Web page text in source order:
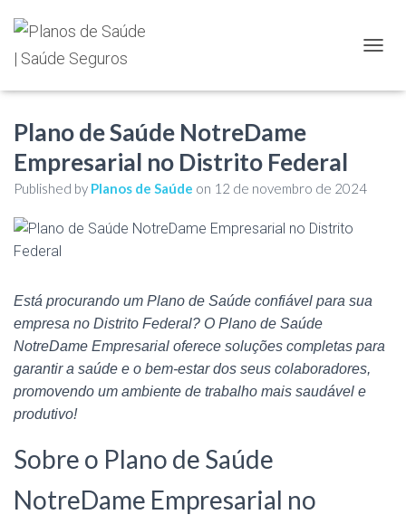
Plano de Saúde NotreDame
Empresarial no Distrito Federal
Published by Planos de Saúde on 12 de novembro de 2024
Está procurando um Plano de Saúde confiável para sua
empresa no Distrito Federal? O Plano de Saúde
NotreDame Empresarial oferece soluções completas para
garantir a saúde e o bem-estar dos seus colaboradores,
promovendo um ambiente de trabalho mais saudável e
produtivo!
Sobre o Plano de Saúde
NotreDame Empresarial no